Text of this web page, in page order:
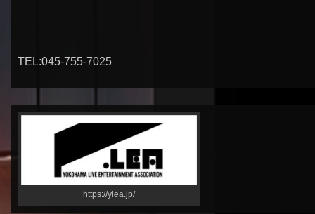
TEL:045-755-7025
https://ylea.jp/